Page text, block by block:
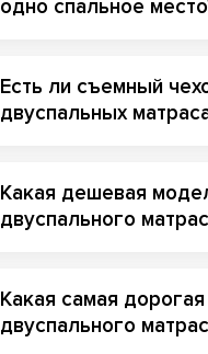
одно спальное
Есть ли съемный
двуспальных
Какая дешевая
двуспального
Какая самая
двуспального